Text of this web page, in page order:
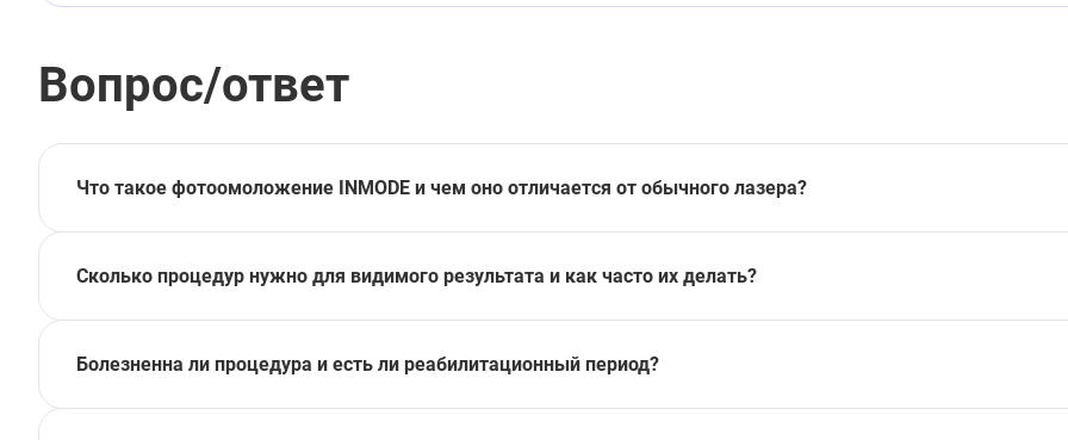
Вопрос/ответ
Что такое фотоомоложение INMODE и чем оно отличается от обычного лазера?
Сколько процедур нужно для видимого результата и как часто их делать?
Болезненна ли процедура и есть ли реабилитационный период?